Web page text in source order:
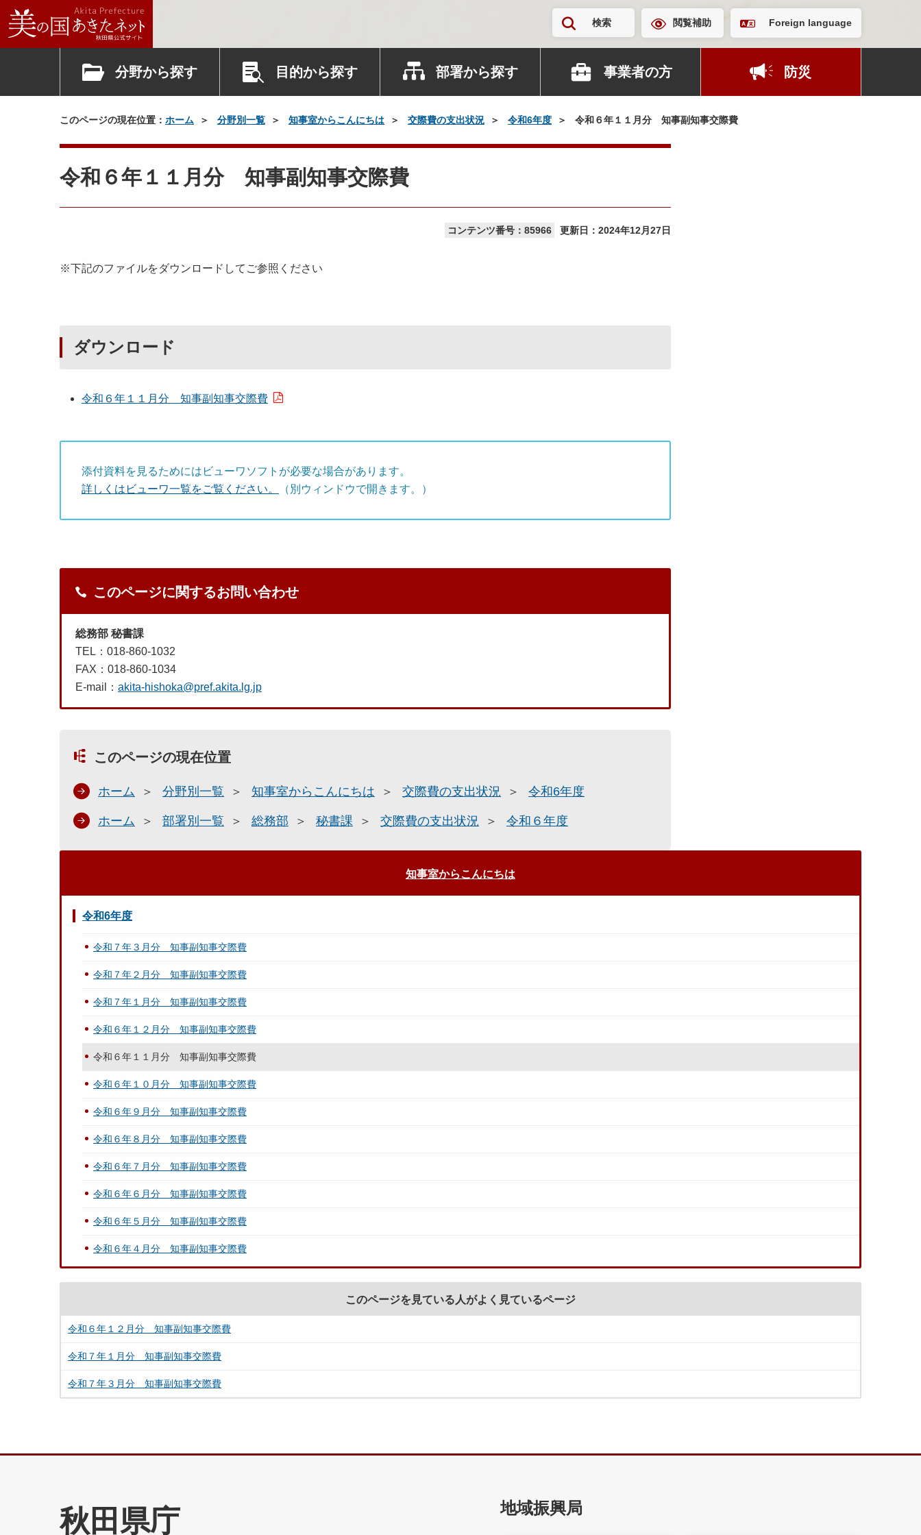
検索 閲覧補助 Foreign language
分野から探す 目的から探す 部署から探す 事業者の方 防災
このページの現在位置： ホーム 分野別一覧 知事室からこんにちは 交際費の支出状況 令和6年度 令和６年１１月分 知事副知事交際費
令和６年１１月分 知事副知事交際費
コンテンツ番号：85966 更新日： 2024年12月27日
※下記のファイルをダウンロードしてご参照ください
ダウンロード
令和６年１１月分 知事副知事交際費
添付資料を見るためにはビューワソフトが必要な場合があります。
詳しくはビューワ一覧をご覧ください。
（別ウィンドウで開きます。）
このページに関するお問い合わせ
総務部 秘書課
TEL：018-860-1032
FAX：018-860-1034
E-mail： akita-hishoka@pref.akita.lg.jp
このページの現在位置
ホーム 分野別一覧 知事室からこんにちは 交際費の支出状況 令和6年度
ホーム 部署別一覧 総務部 秘書課 交際費の支出状況 令和６年度
知事室からこんにちは
令和6年度
令和７年３月分 知事副知事交際費
令和７年２月分 知事副知事交際費
令和７年１月分 知事副知事交際費
令和６年１２月分 知事副知事交際費
令和６年１１月分 知事副知事交際費
令和６年１０月分 知事副知事交際費
令和６年９月分 知事副知事交際費
令和６年８月分 知事副知事交際費
令和６年７月分 知事副知事交際費
令和６年６月分 知事副知事交際費
令和６年５月分 知事副知事交際費
令和６年４月分 知事副知事交際費
このページを見ている人がよく見ているページ
令和６年１２月分 知事副知事交際費
令和７年１月分 知事副知事交際費
令和７年３月分 知事副知事交際費
秋田県庁 地域振興局